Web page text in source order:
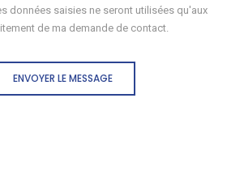
données saisies ne seront utilisées qu'aux
de ma demande de contact.
ENVOYER LE MESSAGE